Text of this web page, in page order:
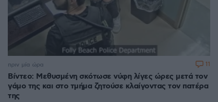
Βίντεο: Μεθυσμένη σκότωσε νύφη λίγες ώρες μετά τον
γάμο της και στο τμήμα ζητούσε κλαίγοντας τον πατέρα
της
πριν μία ώρα 11